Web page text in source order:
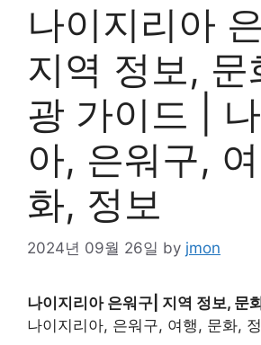
나이지리아
지역 정보, 문
광 가이드 |
아, 은워구,
화, 정보
2024년 09월 26일 by jmon
나이지리아 은워구| 지역 정보, 문
나이지리아, 은워구, 여행, 문화,